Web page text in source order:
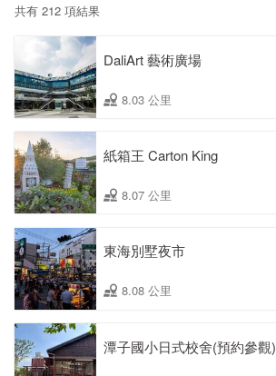
共有 212 項結果
DaliArt 藝術廣場
8.03 公里
紙箱王 Carton King
8.07 公里
東海別墅夜市
8.08 公里
潭子國小日式校舍(預約參觀)